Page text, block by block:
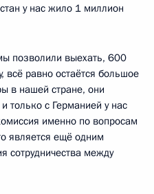
у нас жило 1 миллион
позволили выехать, 600
всё равно остаётся большое
в нашей стране, они
только с Германией у нас
именно по вопросам
является ещё одним
сотрудничества между